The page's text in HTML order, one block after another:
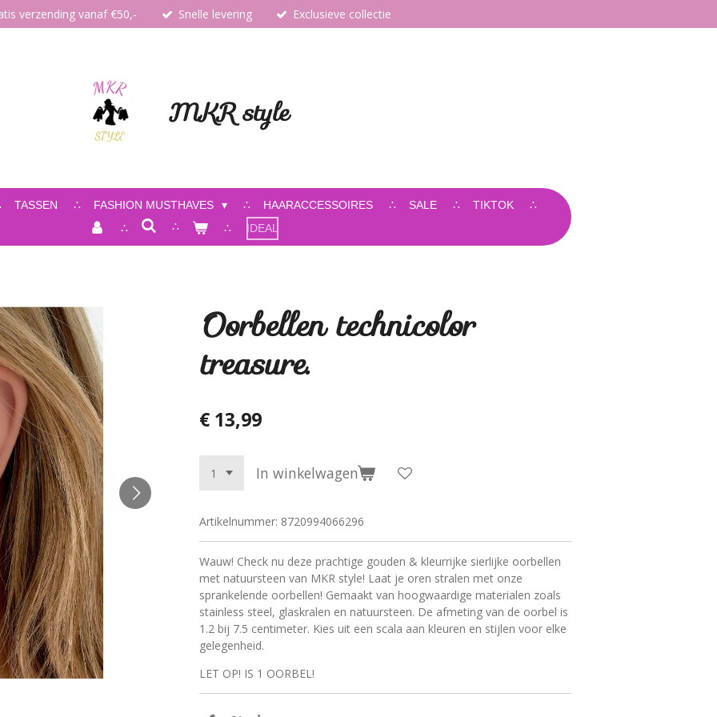
verzending vanaf €50,- Snelle levering Exclusieve collectie
MKR style
TASSEN FASHION MUSTHAVES HAARACCESSOIRES SALE
TIKTOK
IDEAL
Oorbellen technicolor
treasure.
€ 13,99
In winkelwagen
Artikelnummer: 8720994066296
Wauw! Check nu deze prachtige gouden & kleurrijke sierlijke oorbellen
met natuursteen van MKR style! Laat je oren stralen met onze
sprankelende oorbellen! Gemaakt van hoogwaardige materialen zoals
stainless steel, glaskralen en natuursteen. De afmeting van de oorbel is
1.2 bij 7.5 centimeter. Kies uit een scala aan kleuren en stijlen voor elke
gelegenheid.
LET OP! IS 1 OORBEL!